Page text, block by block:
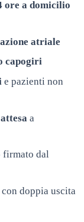
ore a domicilio
atriale
capogiri
e pazienti non
a
firmato dal
doppia uscita